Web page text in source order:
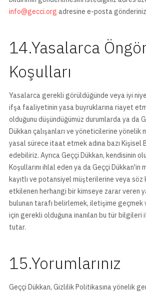
info@gecci.org adresine e-posta
14.Yasalarca
Koşulları
Yasalarca gerekli görüldüğünde veya iyi
ifşa faaliyetinin yasa buyruklarına riayet
olduğunu düşündüğümüz durumlarda ya da
Dükkan çalışanları ve yöneticilerine yönelik
yasal sürece itaat etmek adına bazı Kişisel
edebiliriz. Ayrıca Geççi Dükkan, kendisinin
Koşullarını ihlal eden ya da Geççi Dükkan'in
kayıtlı ve potansiyel müşterilerine veya
etkilenen herhangi bir kimseye zarar veren
bulunan tarafı belirlemek, iletişime geçmek
için gerekli olduğuna inanılan bu tür bilgileri
tutar.
15.Yorumlarınız
Geççi Dükkan, Gizlilik Politikasına yönelik